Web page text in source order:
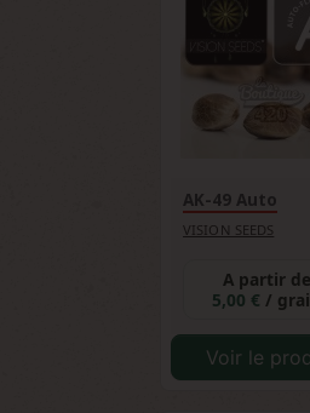
collectionneurs une
du cannabis. Sa
facilité, performance et
une référence
AK-49 Auto
VISION SEEDS
A partir
5,00 € /
Voir le